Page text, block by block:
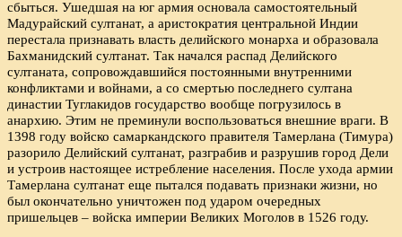
сбыться. Ушедшая на юг армия основала самостоятельный
Мадурайский султанат, а аристократия центральной Индии
перестала признавать власть делийского монарха и образовала
Бахманидский султанат. Так начался распад Делийского
султаната, сопровождавшийся постоянными внутренними
конфликтами и войнами, а со смертью последнего султана
династии Туглакидов государство вообще погрузилось в
анархию. Этим не преминули воспользоваться внешние враги. В
1398 году войско самаркандского правителя Тамерлана (Тимура)
разорило Делийский султанат, разграбив и разрушив город Дели
и устроив настоящее истребление населения. После ухода армии
Тамерлана султанат еще пытался подавать признаки жизни, но
был окончательно уничтожен под ударом очередных
пришельцев – войска империи Великих Моголов в 1526 году.